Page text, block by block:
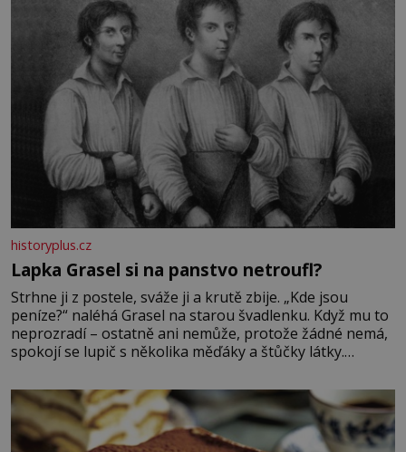
historyplus.cz
Lapka Grasel si na panstvo netroufl?
Strhne ji z postele, sváže ji a krutě zbije. „Kde jsou
peníze?“ naléhá Grasel na starou švadlenku. Když mu to
neprozradí – ostatně ani nemůže, protože žádné nemá,
spokojí se lupič s několika měďáky a štůčky látky.
krutý. Jeho činy budí hrůzu ještě dlouho po jeho smrti